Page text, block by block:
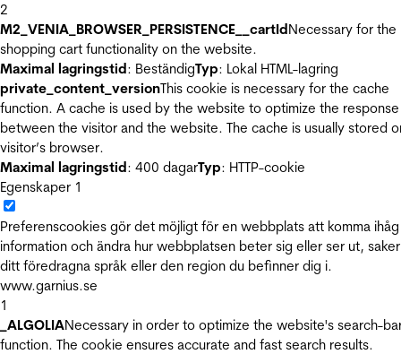
2
M2_VENIA_BROWSER_PERSISTENCE__cartIdNecessary for the
shopping cart functionality on the website.
Maximal lagringstid: BeständigTyp: Lokal HTML-lagring
private_content_versionThis cookie is necessary for the cache
function. A cache is used by the website to optimize the
between the visitor and the website. The cache is usually stored
visitor’s browser.
Maximal lagringstid: 400 dagarTyp: HTTP-cookie
Egenskaper 1
Preferenscookies gör det möjligt för en webbplats att komma ihåg
information och ändra hur webbplatsen beter sig eller ser ut,
ditt föredragna språk eller den region du befinner dig i.
www.garnius.se
1
_ALGOLIANecessary in order to optimize the website's search-
function. The cookie ensures accurate and fast search results.